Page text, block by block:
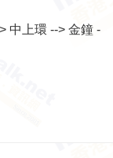
中上環 --> 金鐘 -